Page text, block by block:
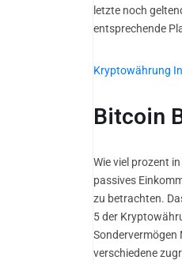
letzte noch
entsprechende
Kryptowährung
Bitcoin
Wie viel prozent
passives
zu betrachten.
5 der
Sondervermögen
verschiedene